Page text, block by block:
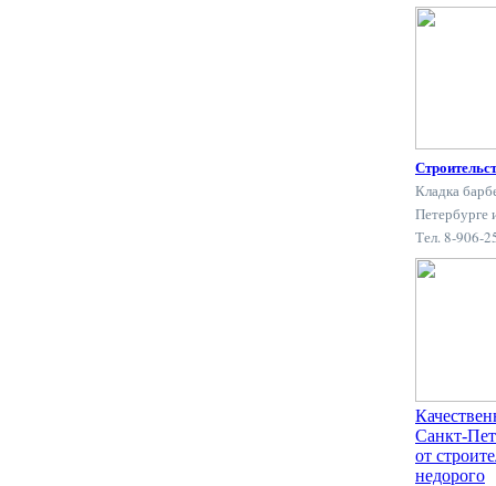
Кладка
Петербурге
Тел. 8-906-
Санкт-
от
недорого